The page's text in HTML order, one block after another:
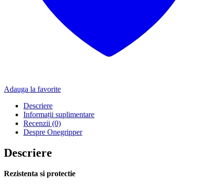
Adauga la favorite
Descriere
Informații suplimentare
Recenzii (0)
Despre Onegripper
Descriere
Rezistenta si protectie